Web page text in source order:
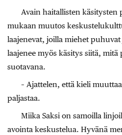
Avain haitallisten käsitysten
mukaan muutos
laajenevat, joilla miehet
laajenee myös käsitys siitä, mitä
suotavana.
– Ajattelen, että kieli
paljastaa.
Miika Saksi on samoilla
avointa keskustelua. Hyvänä